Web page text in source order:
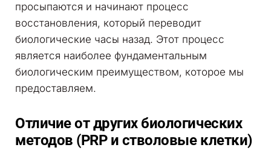
просыпаются и начинают процесс
восстановления, который переводит
биологические часы назад. Этот процесс
является наиболее фундаментальным
биологическим преимуществом, которое мы
предоставляем.
Отличие от других биологических
методов (PRP и стволовые клетки)